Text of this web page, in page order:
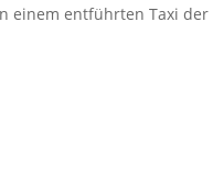
einem entführten Taxi